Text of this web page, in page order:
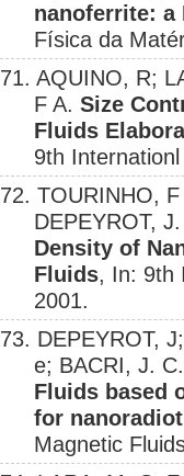
nanoferrite: a
Física da
71. AQUINO, R;
F A.Size
Fluids
9th
72. TOURINHO,
DEPEYROT,
Density of
Fluids, In: 9th
2001.
73. DEPEYROT,
e; BACRI, J.
Fluids based
for
Magnetic